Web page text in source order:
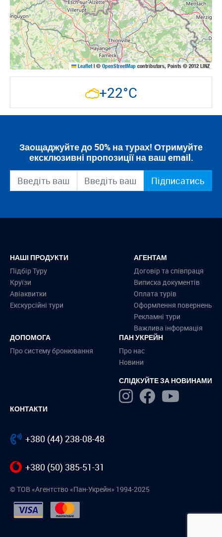
Leaflet | ©OpenStreetMap contributors, Points © 2012 LINZ
+22°C
Заощаджуйте до 50% на турах! Отримуйте
ексклюзивні пропозиції на ваш email.
Підписатись
НАШІ ПРОДУКТИ
Підбір Туру
Круїзи
Авіаквитки
Екскурсійні тури
АГЕНТАМ
Договір та співпраця
Виписка документів
Оплата турів
Оформлення повернень
Рекламні тури
Важлива інформація
ДОПОМОГА
Про систему бронювання
ПАН УКРЕЙН
Про нас
Новини
СЛІДКУЙТЕ ЗА НОВИНАМИ
КОНТАКТИ
+380 (44) 238-08-48
+380 (50) 385-51-31
© ТОВ «Агентство «Пан-Укрейн» 1994-2025